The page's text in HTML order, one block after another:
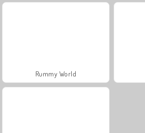
Rummy World